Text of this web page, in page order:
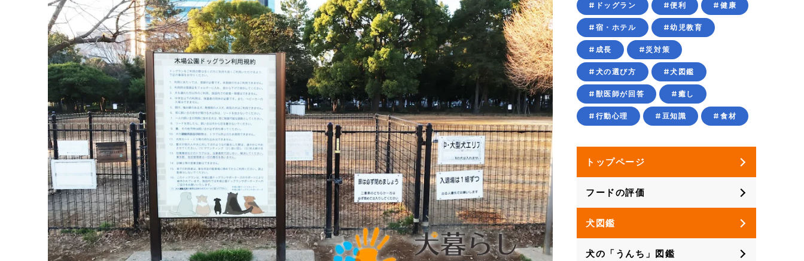
#ドッグラン #便利 #健康
#宿・ホテル #幼児教育
#成長 #災対策
#犬の選び方 #犬図鑑
#獣医師が回答 #癒し
#行動心理 #豆知識 #食材
トップページ
フードの評価
犬図鑑
犬の「うんち」図鑑